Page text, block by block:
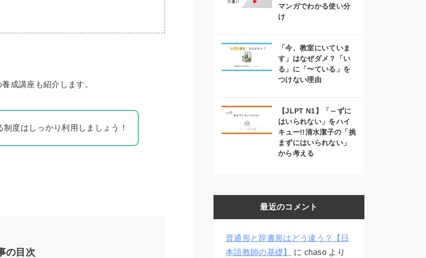
成講座も紹介します。
度はしっかり利用しましょう！
の目次
マンガでわかる使い分
け
「今、教室にいていま
す」はなぜダメ？「い
る」に「〜ている」を
つけない理由
【JLPT N1】「～ずに
はいられない」をハイ
キュー!!清水潔子の「挑
まずにはいられない」
から考える
最近のコメント
普通形と辞書形はどう違う？【日
本語教師の基礎】
に chaso より